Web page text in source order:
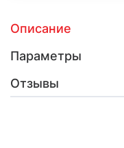
Описание
Параметры
Отзывы